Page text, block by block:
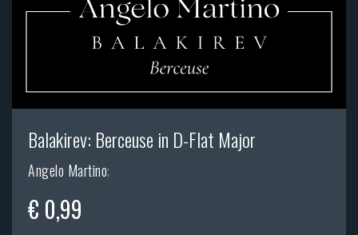
Balakirev: Berceuse in D-Flat Major
Angelo Martino;
€ 0,99